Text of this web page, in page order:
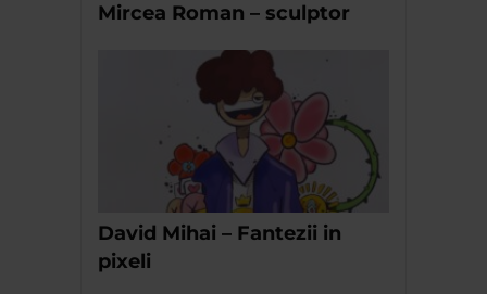
Mircea Roman – sculptor
David Mihai – Fantezii in
pixeli